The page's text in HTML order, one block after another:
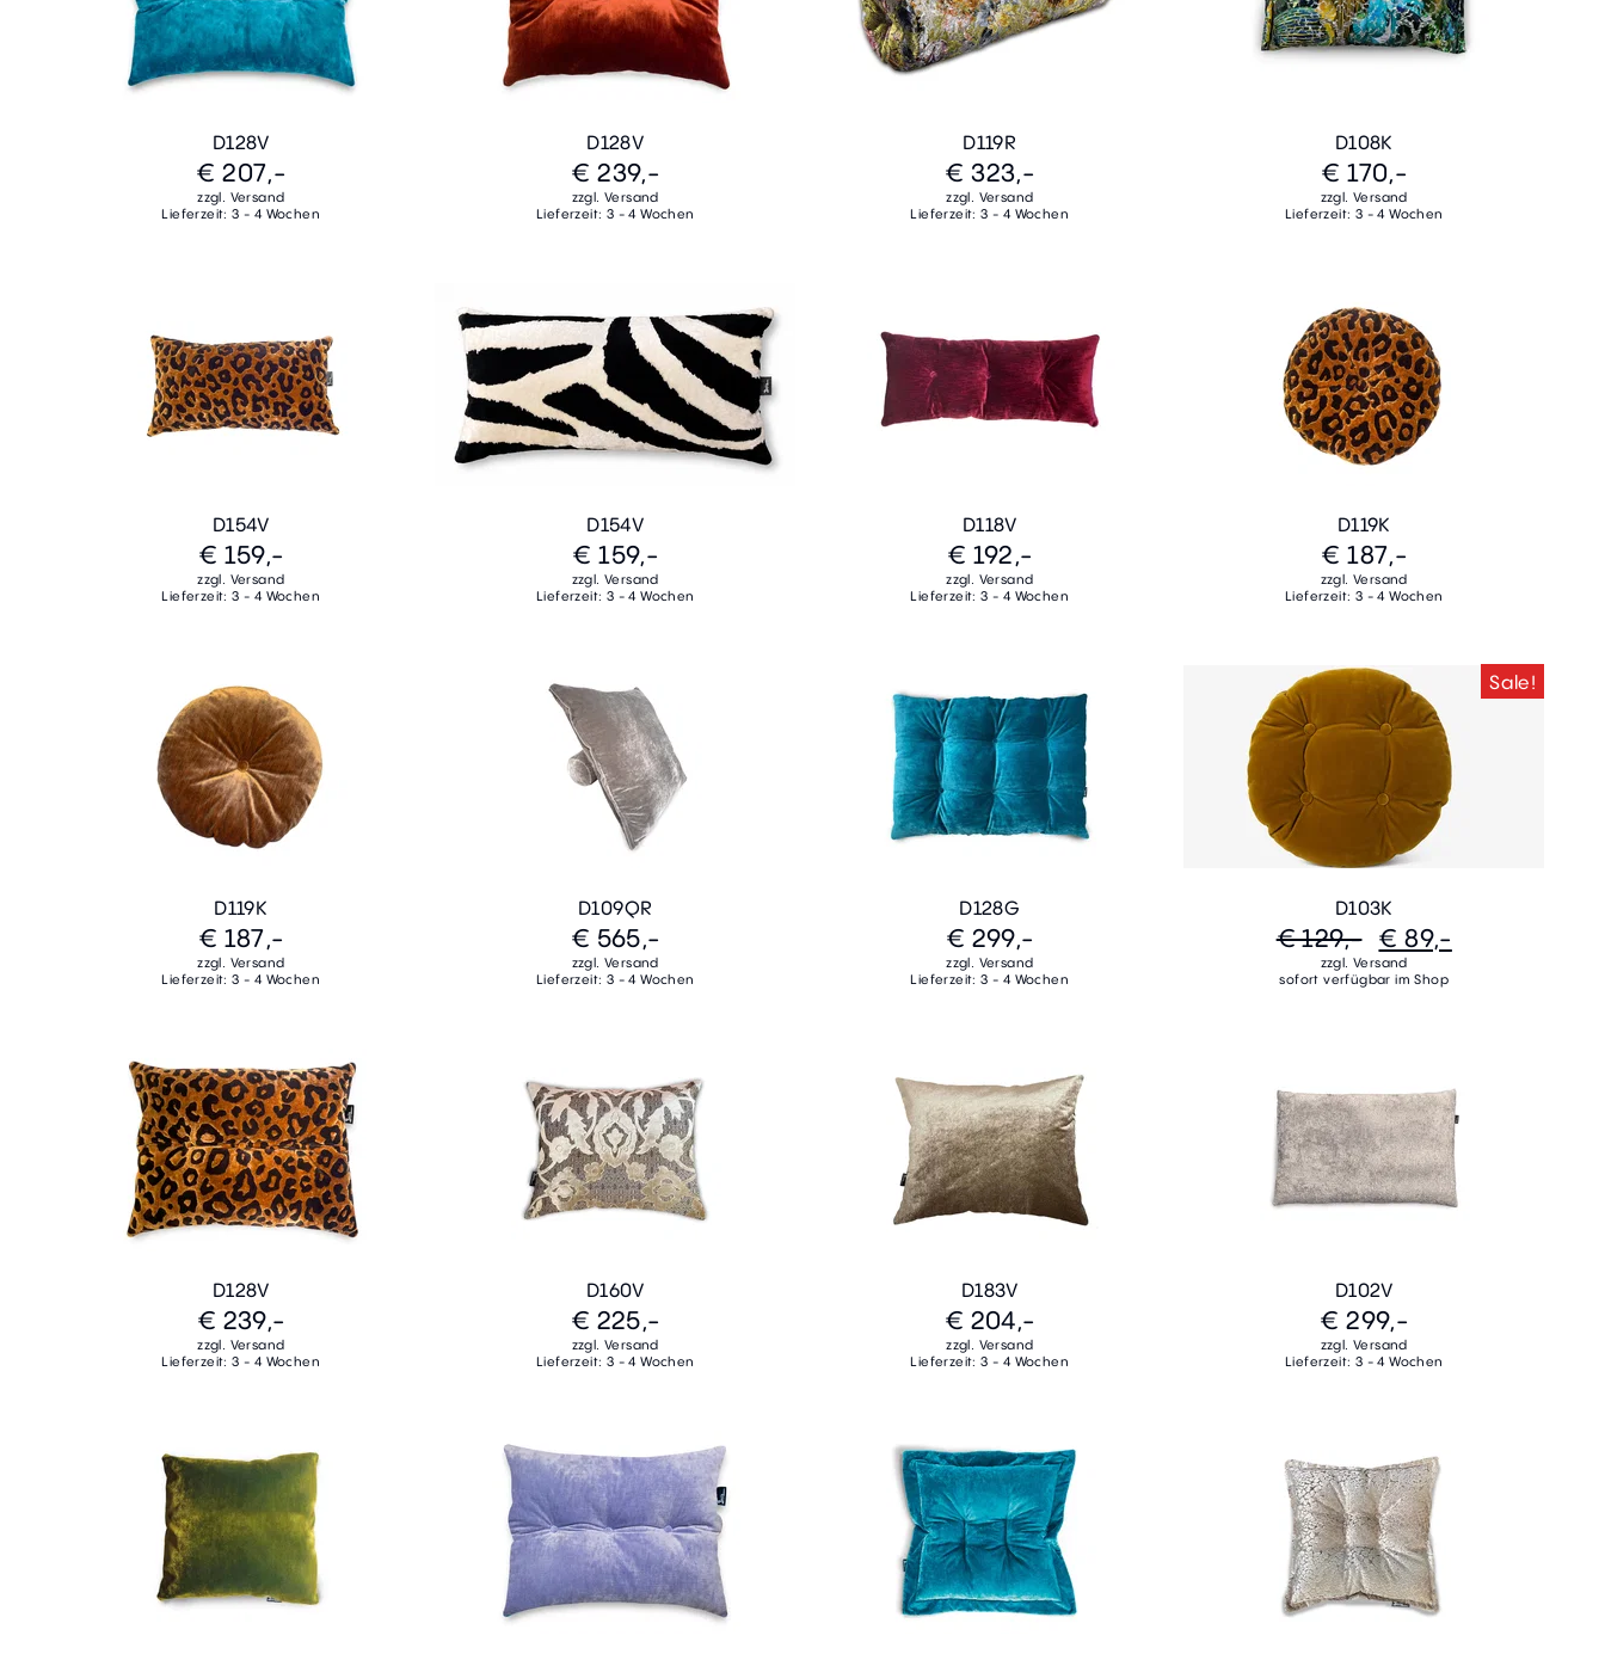
D128V
€ 207,-
zzgl. Versand
Lieferzeit: 3 - 4 Wochen
D128V
€ 239,-
zzgl. Versand
Lieferzeit: 3 - 4 Wochen
D119R
€ 323,-
zzgl. Versand
Lieferzeit: 3 - 4 Wochen
D108K
€ 170,-
zzgl. Versand
Lieferzeit: 3 - 4 Wochen
D154V
€ 159,-
zzgl. Versand
Lieferzeit: 3 - 4 Wochen
D154V
€ 159,-
zzgl. Versand
Lieferzeit: 3 - 4 Wochen
D118V
€ 192,-
zzgl. Versand
Lieferzeit: 3 - 4 Wochen
D119K
€ 187,-
zzgl. Versand
Lieferzeit: 3 - 4 Wochen
D119K
€ 187,-
zzgl. Versand
Lieferzeit: 3 - 4 Wochen
D109QR
€ 565,-
zzgl. Versand
Lieferzeit: 3 - 4 Wochen
D128G
€ 299,-
zzgl. Versand
Lieferzeit: 3 - 4 Wochen
Sale!
D103K
€ 129,- € 89,-
zzgl. Versand
sofort verfügbar im Shop
D128V
€ 239,-
zzgl. Versand
Lieferzeit: 3 - 4 Wochen
D160V
€ 225,-
zzgl. Versand
Lieferzeit: 3 - 4 Wochen
D183V
€ 204,-
zzgl. Versand
Lieferzeit: 3 - 4 Wochen
D102V
€ 299,-
zzgl. Versand
Lieferzeit: 3 - 4 Wochen